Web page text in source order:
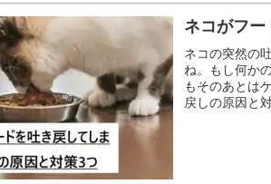
ネコがフ
ネコの突然の
ね。もし何か
もそのあとは
戻しの原因と